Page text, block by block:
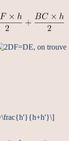
, on trouve